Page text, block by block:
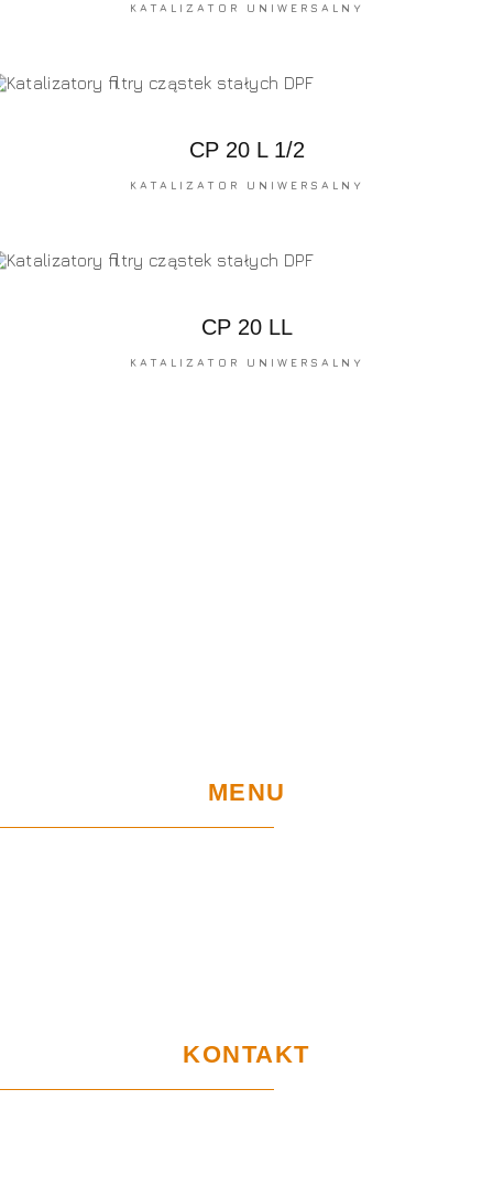
KATALIZATOR UNIWERSALNY
CP 20 L 1/2
KATALIZATOR UNIWERSALNY
CP 20 LL
KATALIZATOR UNIWERSALNY
MENU
KONTAKT